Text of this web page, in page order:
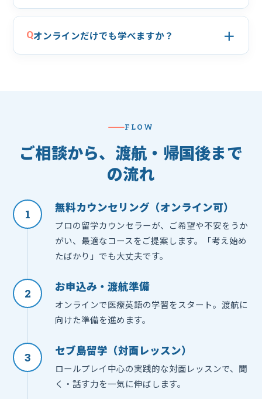
Qオンラインだけでも学べますか？ ＋
FLOW
ご相談から、渡航・帰国後まで
の流れ
1 無料カウンセリング（オンライン可）
プロの留学カウンセラーが、ご希望や不安をうか
がい、最適なコースをご提案します。「考え始め
たばかり」でも大丈夫です。
2 お申込み・渡航準備
オンラインで医療英語の学習をスタート。渡航に
向けた準備を進めます。
3 セブ島留学（対面レッスン）
ロールプレイ中心の実践的な対面レッスンで、聞
く・話す力を一気に伸ばします。